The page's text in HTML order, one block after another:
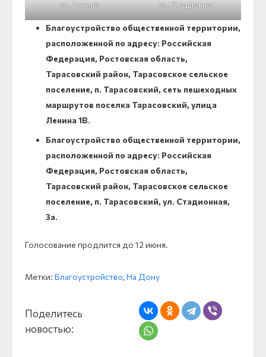
ул. Ленина ул. Стадионная
Благоустройство общественной территории,
расположенной по адресу: Российская
Федерация, Ростовская область,
Тарасовский район, Тарасовское сельское
поселение, п. Тарасовский, сеть пешеходных
маршрутов поселка Тарасовский, улица
Ленина 1В.
Благоустройство общественной территории,
расположенной по адресу: Российская
Федерация, Ростовская область,
Тарасовский район, Тарасовское сельское
поселение, п. Тарасовский, ул. Стадионная,
3а.
Голосование продлится до 12 июня.
Метки: Благоустройство, На Дону
Поделитесь
новостью: